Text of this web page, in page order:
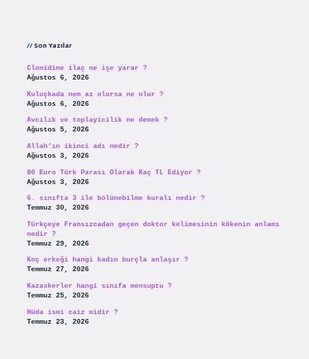
Son Yazılar
Clonidine ilaç ne işe yarar ?
Ağustos 6, 2026
Kuluçkada nem az olursa ne olur ?
Ağustos 6, 2026
Avcılık ve toplayicilik ne demek ?
Ağustos 5, 2026
Allah’ın ikinci adı nedir ?
Ağustos 3, 2026
80 Euro Türk Parası Olarak Kaç TL Ediyor ?
Ağustos 3, 2026
6. sınıfta 3 ile bölünebilme kuralı nedir ?
Temmuz 30, 2026
Türkçeye Fransızcadan geçen doktor kelimesinin kökenin anlamı
nedir ?
Temmuz 29, 2026
Koç erkeği hangi kadın burçla anlaşır ?
Temmuz 27, 2026
Kazaskerler hangi sınıfa mensuptu ?
Temmuz 25, 2026
Hüda ismi caiz midir ?
Temmuz 23, 2026